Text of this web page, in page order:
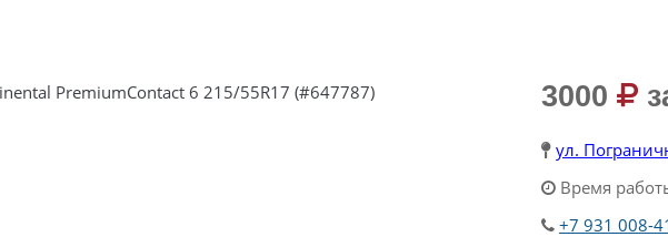
3000
ул.
Время
+7 931 008-